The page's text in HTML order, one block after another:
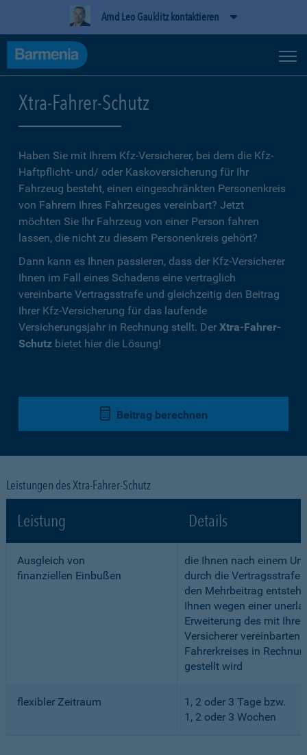
Arnd Leo Gauklitz kontaktieren
Xtra-Fahrer-Schutz
Haben Sie mit Ihrem Kfz-Versicherer, bei dem die Kfz-
Haftpflicht- und/ oder Kaskoversicherung für Ihr
Fahrzeug besteht, einen eingeschränkten Personenkreis
von Fahrern Ihres Fahrzeuges vereinbart? Jetzt
möchten Sie Ihr Fahrzeug von einer Person fahren
lassen, die nicht zu diesem Personenkreis gehört?
Dann kann es Ihnen passieren, dass der Kfz-Versicherer
Ihnen im Fall eines Schadens eine vertraglich
vereinbarte Vertragsstrafe und gleichzeitig den Beitrag
Ihrer Kfz-Versicherung für das laufende
Versicherungsjahr in Rechnung stellt. Der Xtra-Fahrer-
Schutz bietet hier die Lösung!
Beitrag berechnen
Leistungen des Xtra-Fahrer-Schutz
Leistung Details
Ausgleich von
finanziellen Einbußen
die Ihnen nach einem
durch die Vertragsstrafe
den Mehrbeitrag
Ihnen wegen einer
Erweiterung des mit
Versicherer vereinbarten
Fahrerkreises in
gestellt wird
flexibler Zeitraum
1, 2 oder 3 Tage bzw.
1, 2 oder 3 Wochen